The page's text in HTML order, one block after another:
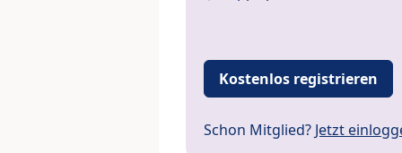
Kostenlos registrieren
Schon Mitglied? Jetzt